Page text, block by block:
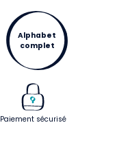
Alphabet
complet
Paiement sécurisé